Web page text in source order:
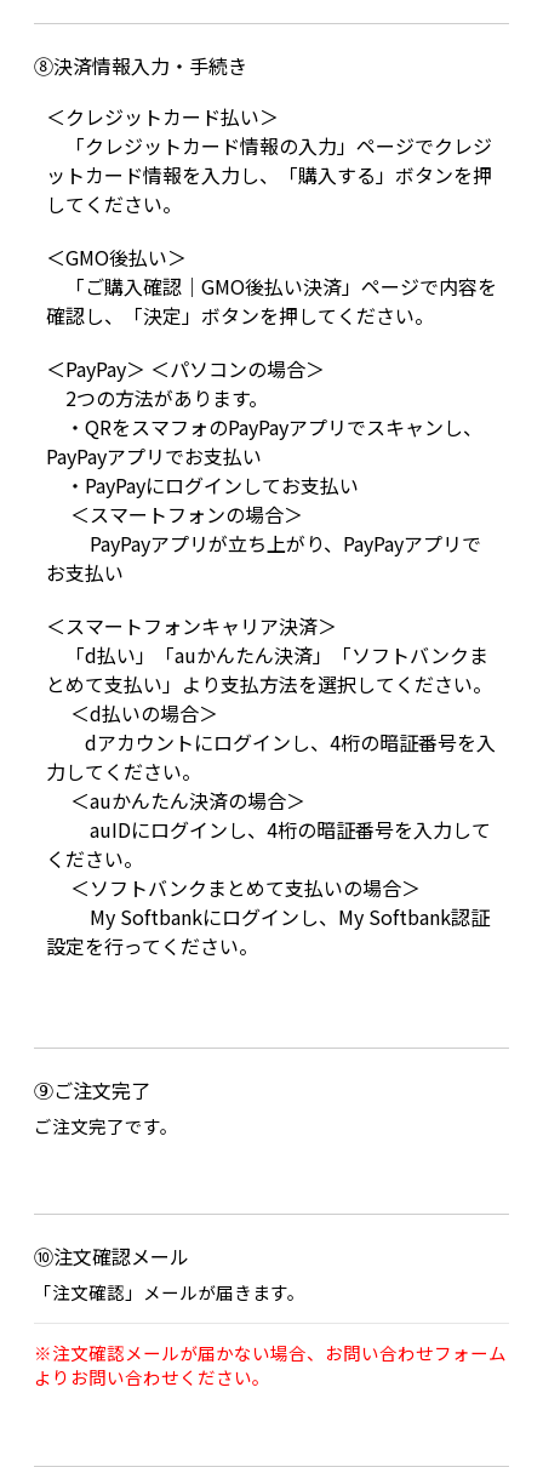
⑧決済情報入力・手続き
＜クレジットカード払い＞
「クレジットカード情報の入力」ページでクレジ
ットカード情報を入力し、「購入する」ボタンを押
してください。
＜GMO後払い＞
「ご購入確認｜GMO後払い決済」ページで内容を
確認し、「決定」ボタンを押してください。
＜PayPay＞ ＜パソコンの場合＞
2つの方法があります。
・QRをスマフォのPayPayアプリでスキャンし、
PayPayアプリでお支払い
・PayPayにログインしてお支払い
＜スマートフォンの場合＞
PayPayアプリが立ち上がり、PayPayアプリで
お支払い
＜スマートフォンキャリア決済＞
「d払い」「auかんたん決済」「ソフトバンクま
とめて支払い」より支払方法を選択してください。
＜d払いの場合＞
dアカウントにログインし、4桁の暗証番号を入
力してください。
＜auかんたん決済の場合＞
auIDにログインし、4桁の暗証番号を入力して
ください。
＜ソフトバンクまとめて支払いの場合＞
My Softbankにログインし、My Softbank認証
設定を行ってください。
⑨ご注文完了
ご注文完了です。
⑩注文確認メール
「注文確認」メールが届きます。
※注文確認メールが届かない場合、お問い合わせフォーム
よりお問い合わせください。